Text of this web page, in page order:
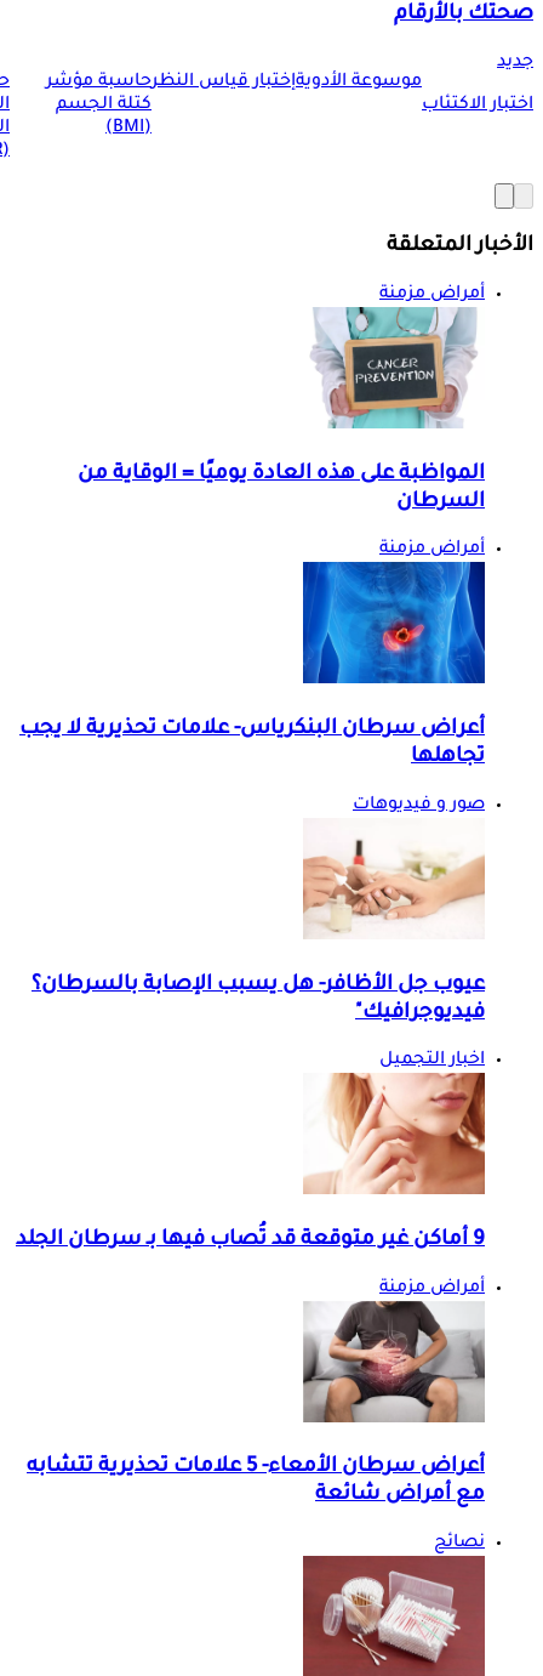
صحتك بالأرقام
جديد
اختبار الاكتئاب
موسوعة الأدويةإختبار قياس النظرحاسبة مؤشر
كتلة الجسم
(BMI)
(BMR)
الأخبار المتعلقة
أمراض مزمنة
المواظبة على هذه العادة يوميًا = الوقاية من
السرطان
أمراض مزمنة
أعراض سرطان البنكرياس- علامات تحذيرية لا يجب
تجاهلها
صور و فيديوهات
عيوب جل الأظافر- هل يسبب الإصابة بالسرطان؟
فيديوجرافيك"
اخبار التجميل
9 أماكن غير متوقعة قد تُصاب فيها بـ سرطان الجلد
أمراض مزمنة
أعراض سرطان الأمعاء- 5 علامات تحذيرية تتشابه
مع أمراض شائعة
نصائح